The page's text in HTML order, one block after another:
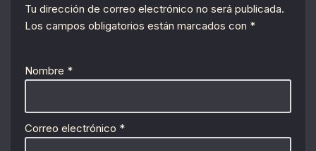
Tu dirección de correo electrónico no será publicada.
Los campos obligatorios están marcados con *
Nombre *
Correo electrónico *